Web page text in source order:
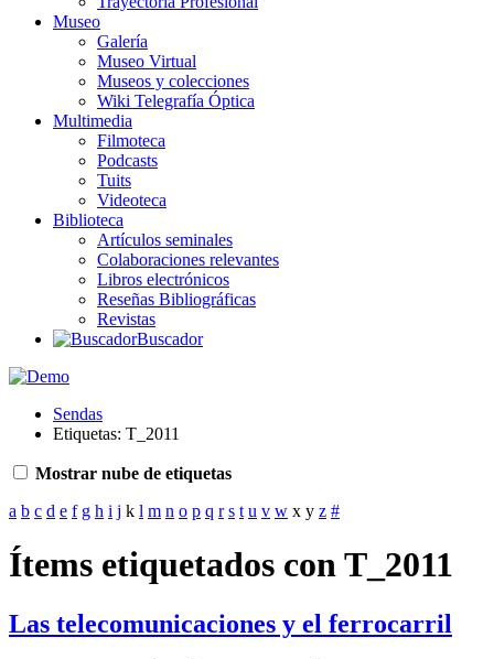
Museo
Galería
Museo Virtual
Museos y colecciones
Wiki Telegrafía Óptica
Multimedia
Filmoteca
Podcasts
Tuits
Videoteca
Biblioteca
Artículos seminales
Colaboraciones relevantes
Libros electrónicos
Reseñas Bibliográficas
Revistas
Buscador
Sendas
Etiquetas: T_2011
Mostrar nube de etiquetas
a b c d e f g h i j k l m n o p q r s t u v w x y z #
Ítems etiquetados con T_2011
Las telecomunicaciones y el ferrocarril